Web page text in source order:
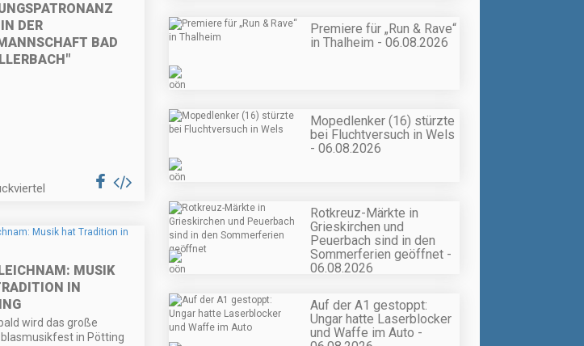
DER
BAD
MUSIK
IN
wird das große
in Pötting
Premiere für „Run & Rave“
in Thalheim - 06.08.2026
Mopedlenker (16) stürzte
bei Fluchtversuch in Wels
- 06.08.2026
Rotkreuz-Märkte in
Grieskirchen und
Peuerbach sind in den
Sommerferien geöffnet -
06.08.2026
Auf der A1 gestoppt:
Ungar hatte Laserblocker
und Waffe im Auto -